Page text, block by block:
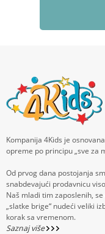
Kompanija 4Kids je
opreme po principu „sve za
Od prvog dana postojanja
snabdevajući prodavnicu
Naš mladi tim zaposlenih,
„slatke brige“ nudeći veliki
korak sa vremenom.
Saznaj više